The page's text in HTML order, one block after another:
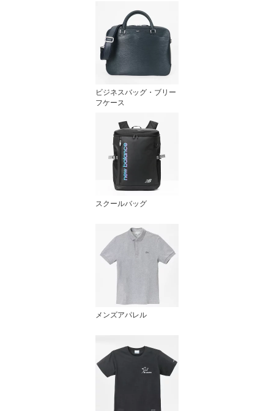
ビジネスバッグ・ブリー
フケース
スクールバッグ
メンズアパレル